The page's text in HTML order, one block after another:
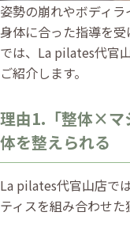
姿勢の崩れやボディ
身体に合った指導を
では、La pilates代官
ご紹介します。
理由1.「整体×マ
体を整えられる
La pilates代官山店で
ティスを組み合わせた